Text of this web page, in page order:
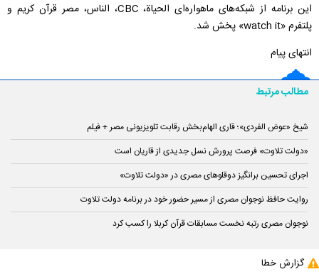
این برنامه از شبکه‌های ماهواره‌ای الحیاة، CBC، الناس، مصر قرآن کریم و
پلتفرم «watch it» پخش شد.
انتهای پیام
مطالب مرتبط
شیخ «عوض الفردی»؛ قاری الهام‌بخش رقابت تلویزیونی مصر + فیلم
«دولت تلاوت» فرصت پرورش نسل جدیدی از قاریان است
اجرای تحسین برانگیز دوقلوهای مصری در «دولت تلاوت»
روایت حافظ نوجوان مصری از مسیر حضور خود در برنامه دولت تلاوت
نوجوان مصری رتبه نخست مسابقات قرآن کربلا را کسب کرد
گزارش خطا